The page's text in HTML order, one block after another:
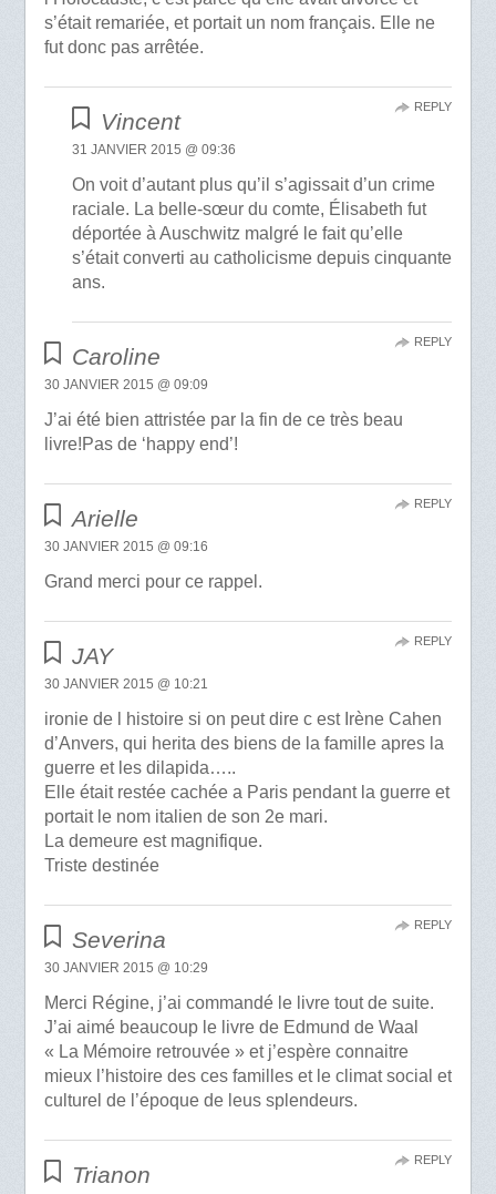
s’était remariée, et portait un nom français. Elle ne
fut donc pas arrêtée.
Vincent
31 JANVIER 2015 @ 09:36
On voit d’autant plus qu’il s’agissait d’un crime
raciale. La belle-sœur du comte, Élisabeth fut
déportée à Auschwitz malgré le fait qu’elle
s’était converti au catholicisme depuis cinquante
ans.
REPLY
Caroline
30 JANVIER 2015 @ 09:09
J’ai été bien attristée par la fin de ce très beau
livre!Pas de ‘happy end’!
REPLY
Arielle
30 JANVIER 2015 @ 09:16
Grand merci pour ce rappel.
REPLY
JAY
30 JANVIER 2015 @ 10:21
ironie de l histoire si on peut dire c est Irène Cahen
d’Anvers, qui herita des biens de la famille apres la
guerre et les dilapida…..
Elle était restée cachée a Paris pendant la guerre et
portait le nom italien de son 2e mari.
La demeure est magnifique.
Triste destinée
REPLY
Severina
30 JANVIER 2015 @ 10:29
Merci Régine, j’ai commandé le livre tout de suite.
J’ai aimé beaucoup le livre de Edmund de Waal
« La Mémoire retrouvée » et j’espère connaitre
mieux l’histoire des ces familles et le climat social et
culturel de l’époque de leus splendeurs.
REPLY
Trianon
REPLY